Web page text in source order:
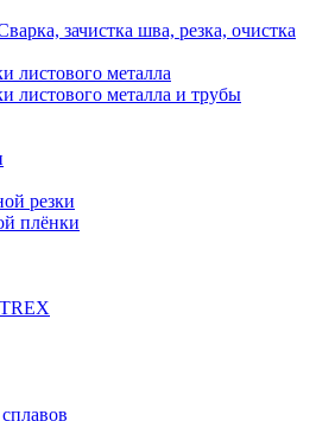
зачистка шва, резка, очистка
листового металла
листового металла и трубы
резки
плёнки